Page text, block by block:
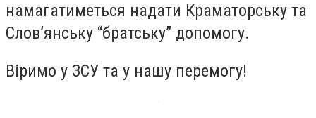
намагатиметься надати Краматорську та
Слов’янську “братську” допомогу.
Віримо у ЗСУ та у нашу перемогу!